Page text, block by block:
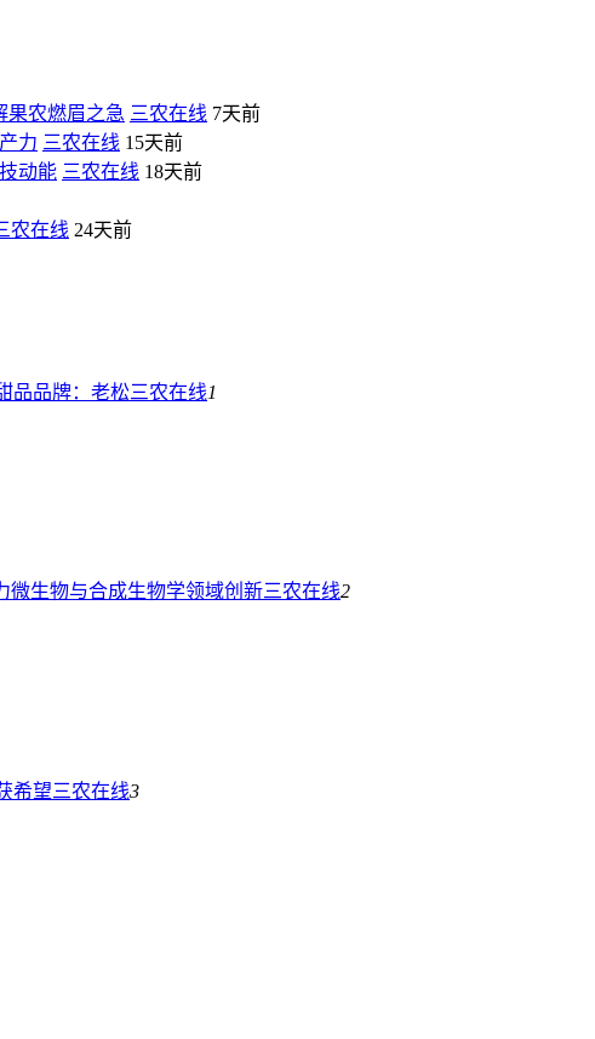
果农燃眉之急 三农在线 7天前
力 三农在线 15天前
动能 三农在线 18天前
农在线 24天前
品品牌：老松三农在线1
微生物与合成生物学领域创新三农在线2
希望三农在线3